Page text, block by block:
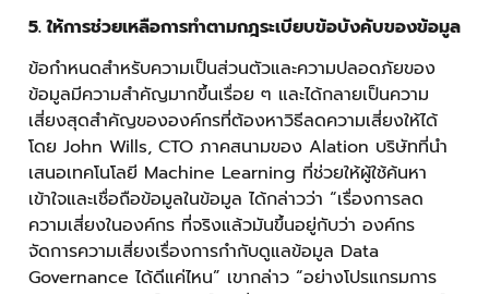
5. ให้การช่วยเหลือการทำตามกฎระเบียบข้อบังคับของข้อมูล
ข้อกำหนดสำหรับความเป็นส่วนตัวและความปลอดภัยของ
ข้อมูลมีความสำคัญมากขึ้นเรื่อย ๆ และได้กลายเป็นความ
เสี่ยงสุดสำคัญขององค์กรที่ต้องหาวิธีลดความเสี่ยงให้ได้
โดย John Wills, CTO ภาคสนามของ Alation บริษัทที่นำ
เสนอเทคโนโลยี Machine Learning ที่ช่วยให้ผู้ใช้ค้นหา
เข้าใจและเชื่อถือข้อมูลในข้อมูล ได้กล่าวว่า “เรื่องการลด
ความเสี่ยงในองค์กร ที่จริงแล้วมันขึ้นอยู่กับว่า องค์กร
จัดการความเสี่ยงเรื่องการกำกับดูแลข้อมูล Data
Governance ได้ดีแค่ไหน” เขากล่าว “อย่างโปรแกรมการ